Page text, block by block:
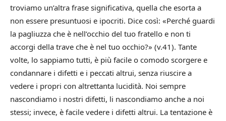
troviamo un’altra frase significativa, quella che esorta a
non essere presuntuosi e ipocriti. Dice così: «Perché guardi
la pagliuzza che è nell’occhio del tuo fratello e non ti
accorgi della trave che è nel tuo occhio?» (v.41). Tante
volte, lo sappiamo tutti, è più facile o comodo scorgere e
condannare i difetti e i peccati altrui, senza riuscire a
vedere i propri con altrettanta lucidità. Noi sempre
nascondiamo i nostri difetti, li nascondiamo anche a noi
stessi; invece, è facile vedere i difetti altrui. La tentazione è